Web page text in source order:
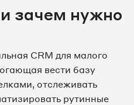
зачем нужно
CRM для малого
вести базу
отслеживать
рутинные